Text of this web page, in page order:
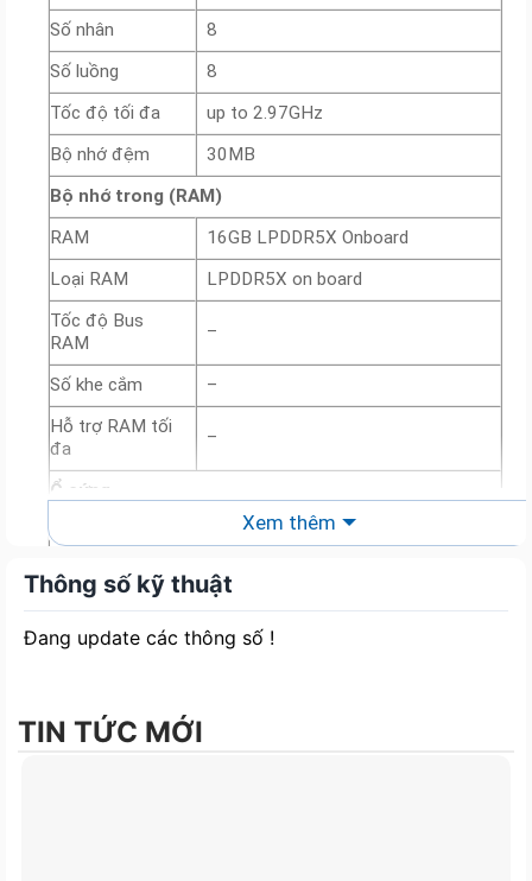
Số nhân
8
Số luồng
8
Tốc độ tối đa
up to 2.97GHz
Bộ nhớ đệm
30MB
Bộ nhớ trong (RAM)
RAM
16GB LPDDR5X Onboard
Loại RAM
LPDDR5X on board
Tốc độ Bus
RAM
–
Số khe cắm
–
Hỗ trợ RAM tối
đa
–
Ổ cứng
Dung lượng
512GB M.2 NVMe™ PCIe® 4.0 SSD
Tốc độ vòng
quay
Khe cắm SSD
–
(ODD)
Xem thêm
Thông số kỹ thuật
Đang update các thông số !
TIN TỨC MỚI